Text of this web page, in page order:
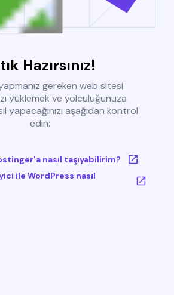
Hazırsınız!
gereken web sitesi
yüklemek ve yolculuğunuza
yapacağınızı aşağıdan kontrol
edin:
nasıl taşıyabilirim?
ile WordPress nasıl